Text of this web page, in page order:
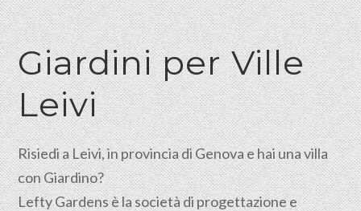
Giardini per Ville
Leivi
Risiedi a Leivi, in provincia di Genova e hai una villa
con Giardino?
Lefty Gardens è la società di progettazione e